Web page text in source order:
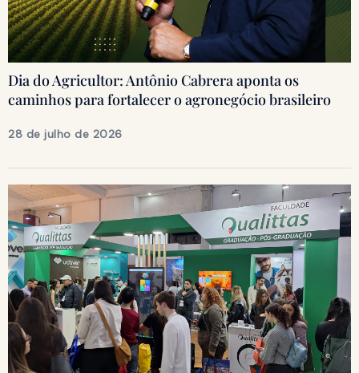
Dia do Agricultor: Antônio Cabrera aponta os
caminhos para fortalecer o agronegócio brasileiro
28 de julho de 2026